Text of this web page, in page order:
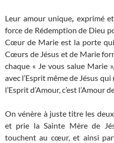
Leur amour unique, exprimé
force de Rédemption de Dieu
Cœur de Marie est la porte
Cœurs de Jésus et de Marie
chaque « Je vous salue Marie
avec l’Esprit même de Jésus qui
l’Esprit d’Amour, c’est l’Amour
On vénère à juste titre les
et prie la Sainte Mère de
touchent au cœur, et ainsi